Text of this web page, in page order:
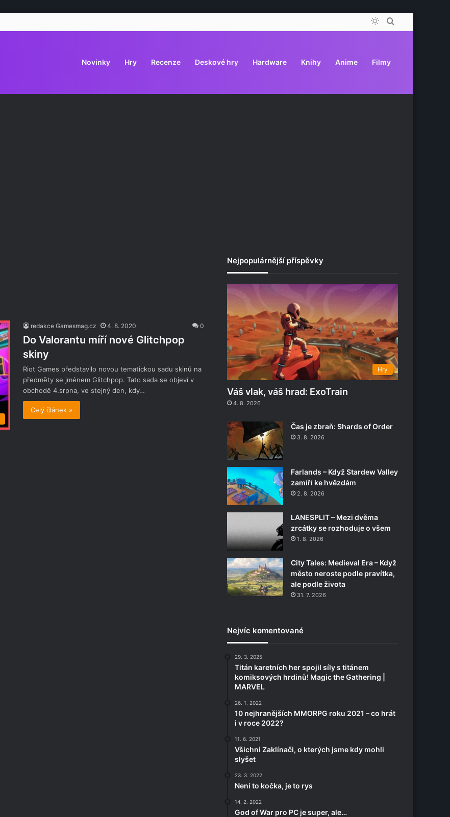
Switch
Novinky Hry Recenze Deskové hry Hardware Knihy Anime Filmy
redakce Gamesmag.cz 4. 8. 2020 0
Do Valorantu míří nové Glitchpop
skiny
Riot Games představilo novou tematickou sadu skinů na
předměty se jménem Glitchpop. Tato sada se objeví v
obchodě 4.srpna, ve stejný den, kdy…
Celý článek »
Nejpopulárnější příspěvky
Hry
Váš vlak, váš hrad: ExoTrain
4. 8. 2026
Čas je zbraň: Shards of Order
3. 8. 2026
Farlands – Když Stardew Valley
zamíří ke hvězdám
2. 8. 2026
LANESPLIT – Mezi dvěma
zrcátky se rozhoduje o všem
1. 8. 2026
City Tales: Medieval Era – Když
město neroste podle pravítka,
ale podle života
31. 7. 2026
Nejvíc komentované
29. 3. 2025
Titán karetních her spojil síly s titánem
komiksových hrdinů! Magic the Gathering |
MARVEL
26. 1. 2022
10 nejhranějších MMORPG roku 2021 – co hrát
i v roce 2022?
11. 6. 2021
Všichni Zaklínači, o kterých jsme kdy mohli
slyšet
23. 3. 2022
Není to kočka, je to rys
14. 2. 2022
God of War pro PC je super, ale…